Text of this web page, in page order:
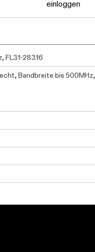
einloggen
FL31-28316
Bandbreite bis 500MHz,